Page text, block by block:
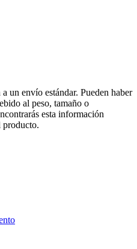
un envío estándar. Pueden haber
al peso, tamaño o
esta información
producto.